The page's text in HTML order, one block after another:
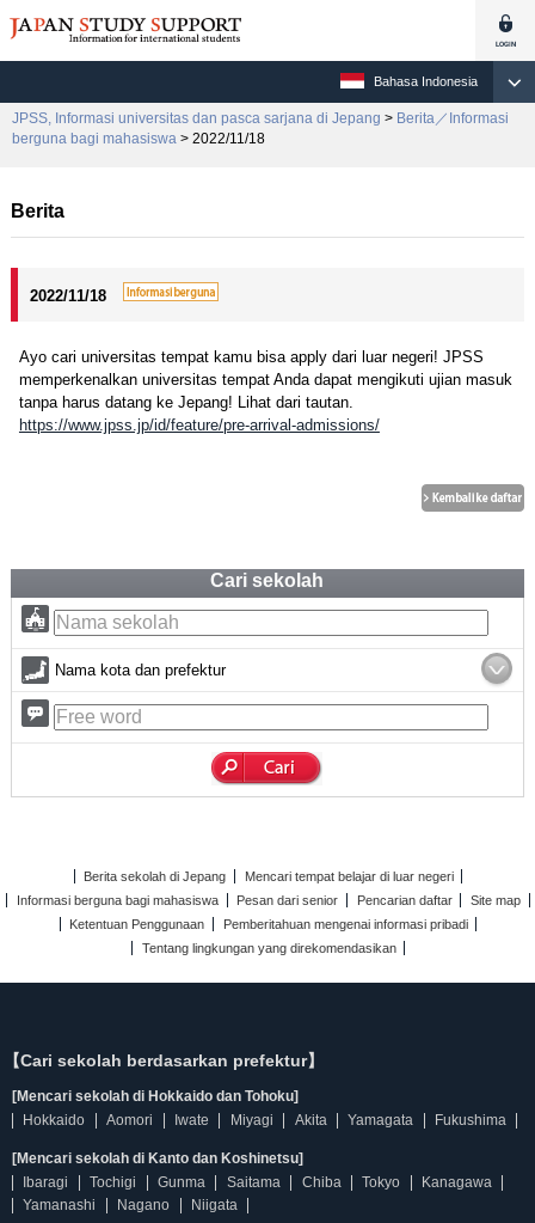
Bahasa Indonesia
JPSS, Informasi universitas dan pasca sarjana di Jepang > Berita／Informasi
berguna bagi mahasiswa > 2022/11/18
Berita
2022/11/18
Ayo cari universitas tempat kamu bisa apply dari luar negeri! JPSS
memperkenalkan universitas tempat Anda dapat mengikuti ujian masuk
tanpa harus datang ke Jepang! Lihat dari tautan.
https://www.jpss.jp/id/feature/pre-arrival-admissions/
Cari sekolah
Nama kota dan prefektur
Berita sekolah di Jepang
Mencari tempat belajar di luar negeri
Informasi berguna bagi mahasiswa
Pesan dari senior Pencarian daftar
Site map
Ketentuan Penggunaan
Pemberitahuan mengenai informasi pribadi
Tentang lingkungan yang direkomendasikan
【Cari sekolah berdasarkan prefektur】
[Mencari sekolah di Hokkaido dan Tohoku]
Hokkaido
Aomori Iwate Miyagi Akita Yamagata Fukushima
[Mencari sekolah di Kanto dan Koshinetsu]
Ibaragi
Tochigi Gunma Saitama Chiba Tokyo
Kanagawa
Yamanashi
Nagano Niigata